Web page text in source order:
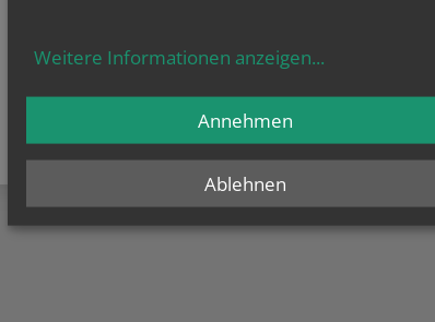
Weitere Informationen anzeigen...
Ablehnen
Annehmen